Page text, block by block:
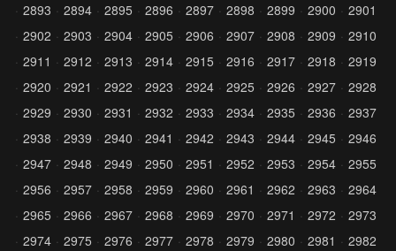
2893
2894 2895 2896 2897 2898 2899 2900
2901
2902
2903 2904 2905 2906 2907 2908 2909
2910
2911
2912 2913 2914 2915 2916 2917 2918
2919
2920
2921 2922 2923 2924 2925 2926 2927
2928
2929
2930 2931 2932 2933 2934 2935 2936
2937
2938
2939 2940 2941 2942 2943 2944 2945
2946
2947
2948 2949 2950 2951 2952 2953 2954
2955
2956
2957 2958 2959 2960 2961 2962 2963
2964
2965
2966 2967 2968 2969 2970 2971 2972
2973
2974
2975 2976 2977 2978 2979 2980 2981
2982